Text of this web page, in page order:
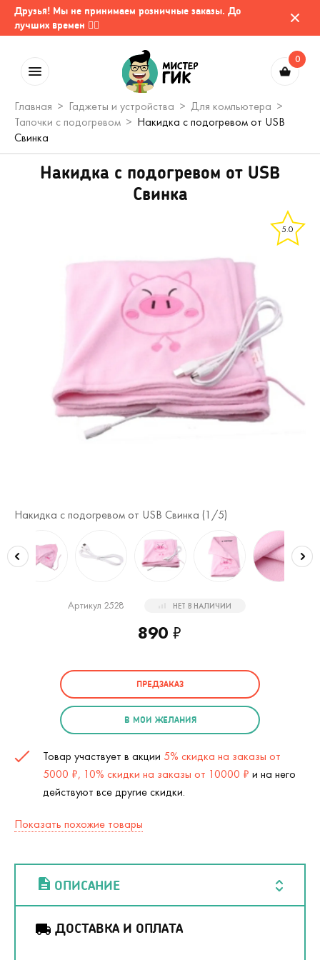
Друзья! Мы не принимаем розничные заказы. До
лучших времен 🤷‍♂️
0
Главная Гаджеты и устройства
Для компьютера
Тапочки с подогревом
Накидка с подогревом от USB
Свинка
Накидка с подогревом от USB
Свинка
5.0
Накидка с подогревом от USB Свинка (1 /5)
Артикул 2528 НЕТ В НАЛИЧИИ
890 ₽
ПРЕДЗАКАЗ
В МОИ ЖЕЛАНИЯ
Товар участвует в акции 5% скидка на заказы от
5000 ₽, 10% скидки на заказы от 10000 ₽ и на него
действуют все другие скидки.
Показать похожие товары
ОПИСАНИЕ
ДОСТАВКА И ОПЛАТА